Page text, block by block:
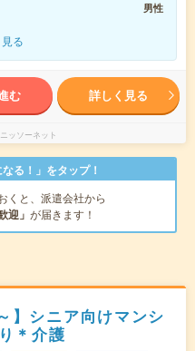
男性
る
む 詳しく見る
ッソーネット
る！」をタップ！
くと、派遣会社から
迎」 が届きます！
】シニア向けマンシ
＊介護